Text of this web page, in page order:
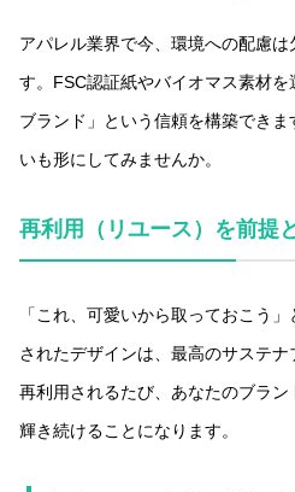
アパレル業界で今、環境への配慮
す。FSC認証紙やバイオマス素材
ブランド」という信頼を構築でき
いも形にしてみませんか。
再利用（リユース）を前提
「これ、可愛いから取っておこう
されたデザインは、最高のサステ
再利用されるたび、あなたのブラン
輝き続けることになります。